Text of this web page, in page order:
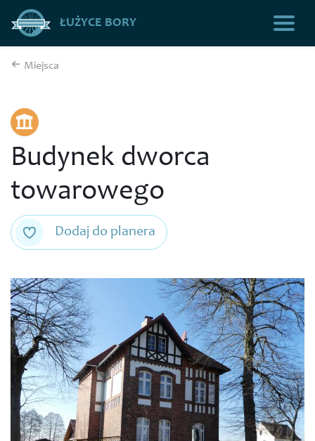
ŁUŻYCE BORY
Miejsca
Budynek dworca
towarowego
Dodaj do planera